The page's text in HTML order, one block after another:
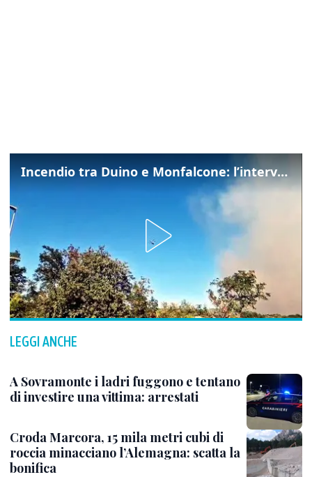
Incendio tra Duino e Monfalcone: l’intervento dei vigili del fuoco
LEGGI ANCHE
A Sovramonte i ladri fuggono e tentano
di investire una vittima: arrestati
Croda Marcora, 15 mila metri cubi di
roccia minacciano l’Alemagna: scatta la
bonifica